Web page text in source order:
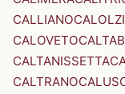
CALLIANO
CALOVETO
CALTANISSETTA
CALTRANO